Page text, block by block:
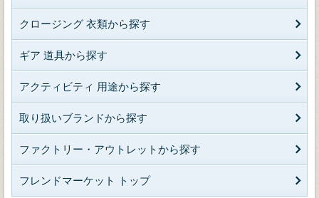
クロージング 衣類から探す
ギア 道具から探す
アクティビティ 用途から探す
取り扱いブランドから探す
ファクトリー・アウトレットから探す
フレンドマーケット トップ